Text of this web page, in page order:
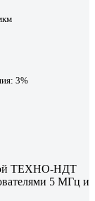
3%
ТЕХНО-НДТ
5 МГц и